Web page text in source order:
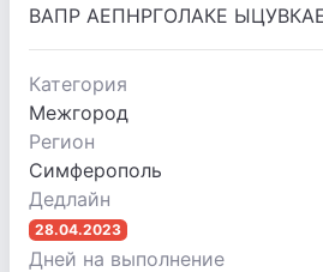
ВАПР АЕПНРГОЛАКЕ
Категория
Межгород
Регион
Симферополь
Дедлайн
28.04.2023
Дней на выполнение